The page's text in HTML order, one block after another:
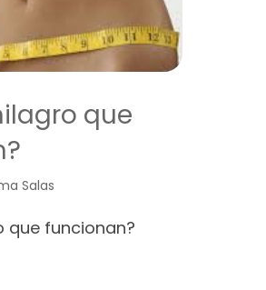
que
Salas
que funcionan?